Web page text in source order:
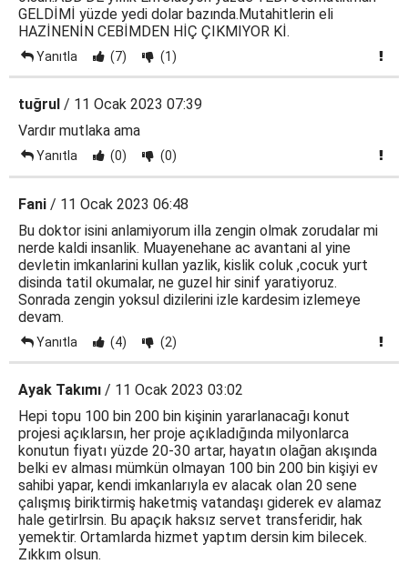
GELDİMİ yüzde yedi dolar bazında.Mutahitlerin eli
HAZİNENİN CEBİMDEN HİÇ ÇIKMIYOR Kİ.
Yanıtla (7) (1)
tuğrul / 11 Ocak 2023 07:39
Vardır mutlaka ama
Yanıtla (0) (0)
Fani / 11 Ocak 2023 06:48
Bu doktor isini anlamiyorum illa zengin olmak zorudalar mi
nerde kaldi insanlik. Muayenehane ac avantani al yine
devletin imkanlarini kullan yazlik, kislik coluk ,cocuk yurt
disinda tatil okumalar, ne guzel hir sinif yaratiyoruz.
Sonrada zengin yoksul dizilerini izle kardesim izlemeye
devam.
Yanıtla (4) (2)
Ayak Takımı / 11 Ocak 2023 03:02
Hepi topu 100 bin 200 bin kişinin yararlanacağı konut
projesi açıklarsın, her proje açıkladığında milyonlarca
konutun fiyatı yüzde 20-30 artar, hayatın olağan akışında
belki ev alması mümkün olmayan 100 bin 200 bin kişiyi ev
sahibi yapar, kendi imkanlarıyla ev alacak olan 20 sene
çalışmış biriktirmiş haketmiş vatandaşı giderek ev alamaz
hale getirlrsin. Bu apaçık haksız servet transferidir, hak
yemektir. Ortamlarda hizmet yaptım dersin kim bilecek.
Zıkkım olsun.